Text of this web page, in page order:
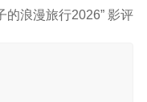
的浪漫旅行2026” 影评